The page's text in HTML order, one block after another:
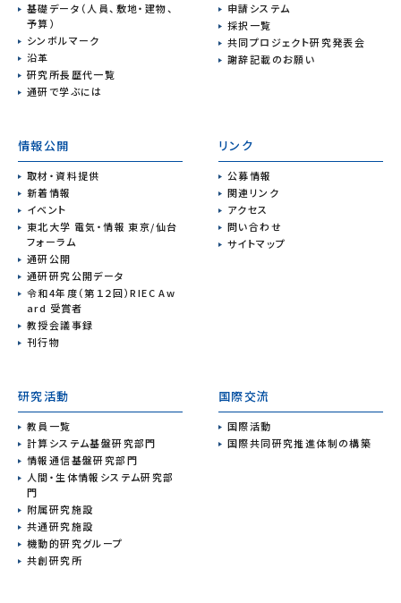
基礎データ（人員、敷地・建物、
予算）
シンボルマーク
沿革
研究所長歴代一覧
通研で学ぶには
申請システム
採択一覧
共同プロジェクト研究発表会
謝辞記載のお願い
情報公開
取材・資料提供
新着情報
イベント
東北大学 電気・情報 東京/仙台
フォーラム
通研公開
通研研究公開データ
令和4年度（第１２回）RIEC Aw
ard 受賞者
教授会議事録
刊行物
リンク
公募情報
関連リンク
アクセス
問い合わせ
サイトマップ
研究活動
教員一覧
計算システム基盤研究部門
情報通信基盤研究部門
人間・生体情報システム研究部
門
附属研究施設
共通研究施設
機動的研究グループ
共創研究所
国際交流
国際活動
国際共同研究推進体制の構築